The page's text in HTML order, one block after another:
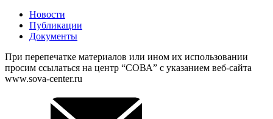
Новости
Публикации
Документы
При перепечатке материалов или ином их использовании
просим ссылаться на центр “СОВА” с указанием веб-сайта
www.sova-center.ru